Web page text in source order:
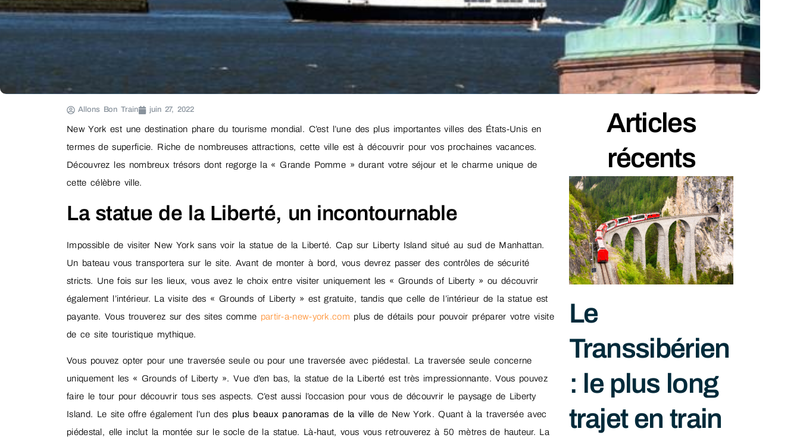
Allons Bon Train juin 27, 2022
New York est une destination phare du tourisme mondial. C’est l’une des plus importantes villes des États-Unis en
termes de superficie. Riche de nombreuses attractions, cette ville est à découvrir pour vos prochaines vacances.
Découvrez les nombreux trésors dont regorge la « Grande Pomme » durant votre séjour et le charme unique de
cette célèbre ville.
La statue de la Liberté, un incontournable
Impossible de visiter New York sans voir la statue de la Liberté. Cap sur Liberty Island situé au sud de Manhattan.
Un bateau vous transportera sur le site. Avant de monter à bord, vous devrez passer des contrôles de sécurité
stricts. Une fois sur les lieux, vous avez le choix entre visiter uniquement les « Grounds of Liberty » ou découvrir
également l’intérieur. La visite des « Grounds of Liberty » est gratuite, tandis que celle de l’intérieur de la statue est
payante. Vous trouverez sur des sites comme partir-a-new-york.com plus de détails pour pouvoir préparer votre visite
de ce site touristique mythique.
Vous pouvez opter pour une traversée seule ou pour une traversée avec piédestal. La traversée seule concerne
uniquement les « Grounds of Liberty ». Vue d’en bas, la statue de la Liberté est très impressionnante. Vous pouvez
faire le tour pour découvrir tous ses aspects. C’est aussi l’occasion pour vous de découvrir le paysage de Liberty
Island. Le site offre également l’un des plus beaux panoramas de la ville de New York. Quant à la traversée avec
piédestal, elle inclut la montée sur le socle de la statue. Là-haut, vous vous retrouverez à 50 mètres de hauteur. La
Articles
récents
Le
Transsibérien
: le plus long
trajet en train